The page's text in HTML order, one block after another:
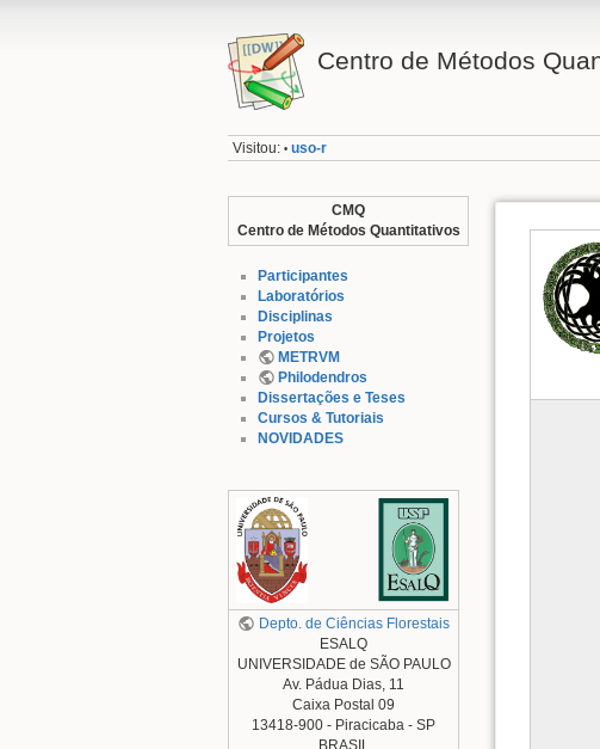
Centro de Métodos
Visitou: • uso-r
CMQ
Centro de Métodos Quantitativos
Participantes
Laboratórios
Disciplinas
Projetos
METRVM
Philodendros
Dissertações e Teses
Cursos & Tutoriais
NOVIDADES
Depto. de Ciências Florestais
ESALQ
UNIVERSIDADE de SÃO PAULO
Av. Pádua Dias, 11
Caixa Postal 09
13418-900 - Piracicaba - SP
BRASIL